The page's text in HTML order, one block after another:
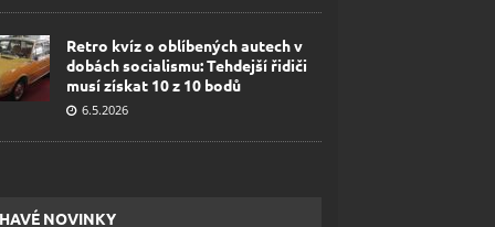
Retro kvíz o oblíbených autech v
dobách socialismu: Tehdejší řidiči
musí získat 10 z 10 bodů
6.5.2026
NOVINKY